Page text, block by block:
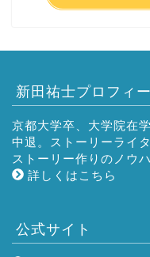
新田祐士プロフィ
京都大学卒、大学院在
中退。ストーリーライ
ストーリー作りのノウ
詳しくはこちら
公式サイト